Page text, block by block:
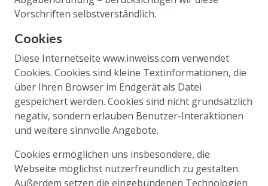
Vorschriften selbstverständlich.
Cookies
Diese Internetseite www.inweiss.com verwendet
Cookies. Cookies sind kleine Textinformationen, die
über Ihren Browser im Endgerät als Datei
gespeichert werden. Cookies sind nicht grundsätzlich
negativ, sondern erlauben Benutzer-Interaktionen
und weitere sinnvolle Angebote.
Cookies ermöglichen uns insbesondere, die
Webseite möglichst nutzerfreundlich zu gestalten.
Außerdem setzen die eingebundenen Technologien